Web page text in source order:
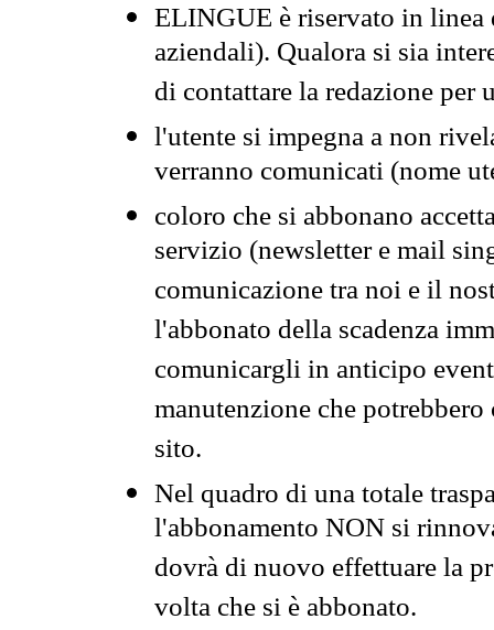
ELINGUE è riservato in
aziendali). Qualora si sia
di contattare la redazione per
l'utente si impegna a non
verranno comunicati (nome
coloro che si abbonano
servizio (newsletter e mail
comunicazione tra noi e il
l'abbonato della scadenza
comunicargli in anticipo
manutenzione che
sito.
Nel quadro di una totale
l'abbonamento NON si
dovrà di nuovo effettuare la
volta che si è abbonato.